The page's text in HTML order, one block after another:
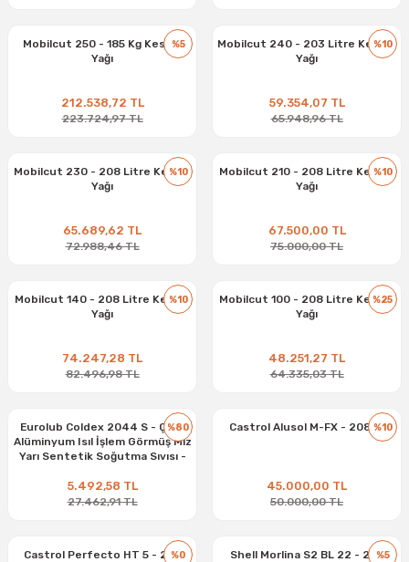
%5
Mobilcut 250 - 185 Kg Kesme
Yağı
212.538,72 TL
223.724,97 TL
%10
Mobilcut 240 - 203 Litre Kesme
Yağı
59.354,07 TL
65.948,96 TL
%10
Mobilcut 230 - 208 Litre Kesme
Yağı
65.689,62 TL
72.988,46 TL
%10
Mobilcut 210 - 208 Litre Kesme
Yağı
67.500,00 TL
75.000,00 TL
%10
Mobilcut 140 - 208 Litre Kesme
Yağı
74.247,28 TL
82.496,98 TL
%25
Mobilcut 100 - 208 Litre Kesme
Yağı
48.251,27 TL
64.335,03 TL
%80
Eurolub Coldex 2044 S - Çelik
Alüminyum Isıl İşlem Görmüş Mlz
Yarı Sentetik Soğutma Sıvısı -
5.492,58 TL
27.462,91 TL
%10
Castrol Alusol M-FX - 208 Lt
45.000,00 TL
50.000,00 TL
%0
Castrol Perfecto HT 5 - 208
%5
Shell Morlina S2 BL 22 - 209